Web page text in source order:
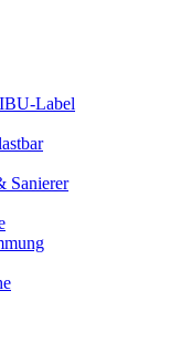
Label
Sanierer